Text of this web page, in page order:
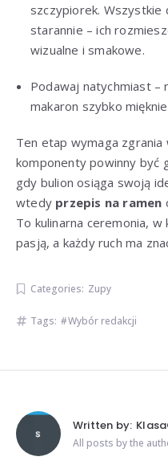
szczypiorek. Wszystkie
starannie – ich
wizualne i smakowe.
Podawaj natychmiast –
makaron szybko
Ten etap wymaga
komponenty powinny być
gdy bulion osiąga swoją
wtedy przepis na ramen
To kulinarna ceremonia,
pasją, a każdy ruch ma
Categories: Zupy
Tags: Wybór redakcji
Written by:
All posts by the